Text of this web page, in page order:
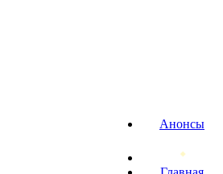
Анонсы